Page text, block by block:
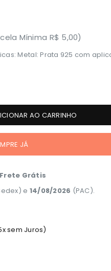
Mínima R$ 5,00)
Metal: Prata 925 com
AO CARRINHO
JÁ
Frete Grátis
e 14/08/2026 (PAC).
sem Juros)